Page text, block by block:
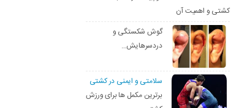
کشتی و اهمیت آن
گوش شکستگی و
دردسرهایش…
سلامتی و ایمنی در کشتی
برترین مکمل ها برای ورزش